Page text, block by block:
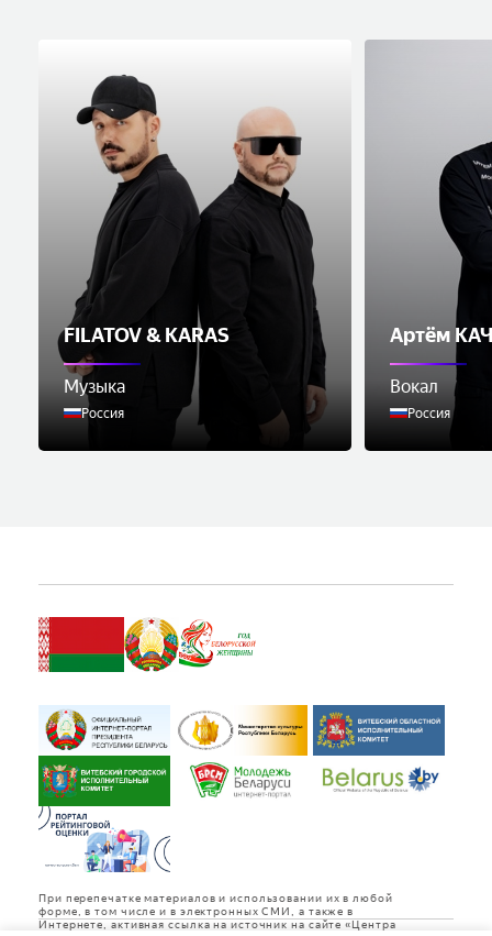
FILATOV & KARAS
Музыка
Россия
Артём
Вокал
Россия
При перепечатке материалов и использовании их в любой
форме, в том числе и в электронных СМИ, а также в
Интернете, активная ссылка на источник на сайте «Центра